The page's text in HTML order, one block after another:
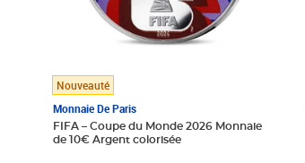
Nouveauté
Monnaie De Paris
FIFA – Coupe du Monde 2026 Monnaie
de 10€ Argent colorisée